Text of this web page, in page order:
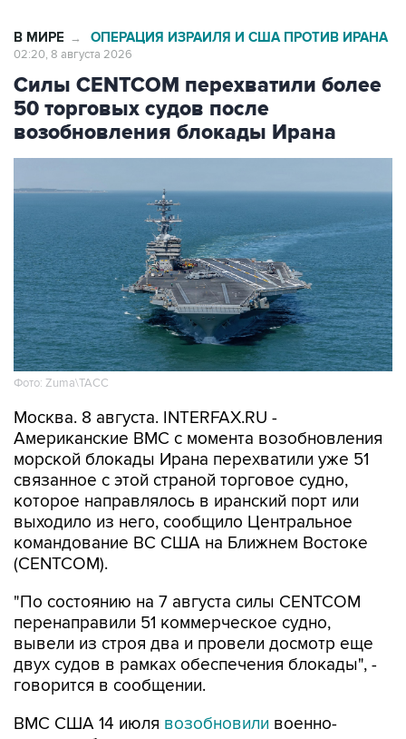
В МИРЕ → ОПЕРАЦИЯ ИЗРАИЛЯ И США ПРОТИВ ИРАНА
02:20, 8 августа 2026
Силы CENTCOM перехватили более
50 торговых судов после
возобновления блокады Ирана
Фото: Zuma\ТАСС
Москва. 8 августа. INTERFAX.RU -
Американские ВМС с момента возобновления
морской блокады Ирана перехватили уже 51
связанное с этой страной торговое судно,
которое направлялось в иранский порт или
выходило из него, сообщило Центральное
командование ВС США на Ближнем Востоке
(CENTCOM).
"По состоянию на 7 августа силы CENTCOM
перенаправили 51 коммерческое судно,
вывели из строя два и провели досмотр еще
двух судов в рамках обеспечения блокады", -
говорится в сообщении.
ВМС США 14 июля возобновили военно-